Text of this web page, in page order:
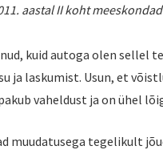
aastal II koht
kuid autoga olen sellel
ja laskumist. Usun, et
vaheldust ja on ühel
muudatusega tegelikult